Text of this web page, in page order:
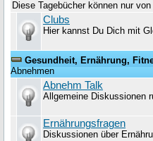
Diese Tagebücher können nur
Clubs
Hier kannst Du Dich mit
Gesundheit, Ernährung,
Abnehmen
Abnehm Talk
Allgemeine Diskussionen
Ernährungsfragen
Diskussionen über